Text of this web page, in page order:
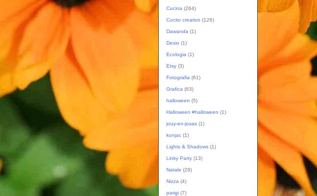
Cucina (264)
Cucito creativo (126)
Dawanda (1)
Desio (1)
Ecologia (1)
Etsy (3)
Fotografia (61)
Grafica (63)
halloween (5)
Halloween #halloween (1)
jouy-en-josas (1)
konjac (1)
Lights & Shadows (1)
Linky Party (13)
Natale (29)
Nizza (4)
parigi (7)